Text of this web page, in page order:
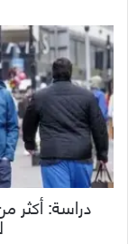
دراسة: أكثر